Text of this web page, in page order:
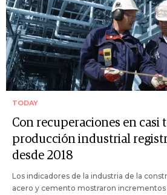
TODAY
Con recuperaciones en casi
producción industrial
desde 2018
Los indicadores de la industria de la
acero y cemento mostraron incrementos